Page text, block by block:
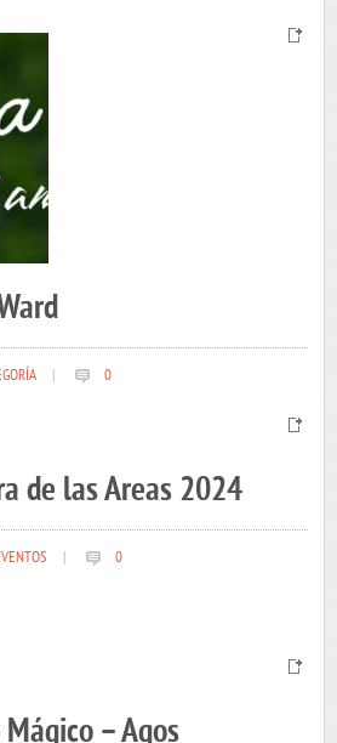
0
de las Areas 2024
0
– Agos